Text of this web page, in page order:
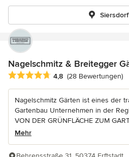
Siersdorf
Nagelschmitz & Breitegger
Durchschnittliche Bewertung: 4.8
4,8 (28 Bewertungen)
Nagelschmitz Gärten ist eines der
Gartenbau Unternehmen in der
VON DER GRÜNFLÄCHE ZUM
Mehr